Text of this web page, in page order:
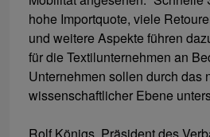
hohe Importquote, viele
und weitere Aspekte führen
für die Textilunternehmen an
Unternehmen sollen durch das
wissenschaftlicher Ebene